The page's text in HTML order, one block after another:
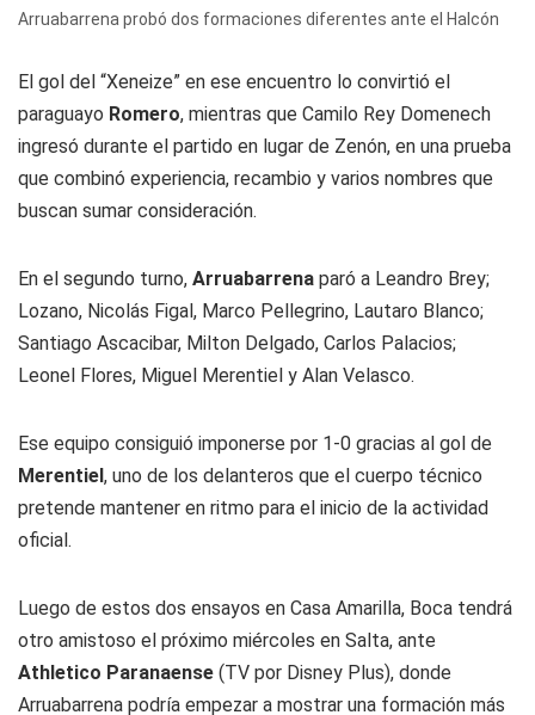
Arruabarrena probó dos formaciones diferentes ante el Halcón
El gol del “Xeneize” en ese encuentro lo convirtió el
paraguayo Romero, mientras que Camilo Rey Domenech
ingresó durante el partido en lugar de Zenón, en una prueba
que combinó experiencia, recambio y varios nombres que
buscan sumar consideración.
En el segundo turno, Arruabarrena paró a Leandro Brey;
Lozano, Nicolás Figal, Marco Pellegrino, Lautaro Blanco;
Santiago Ascacibar, Milton Delgado, Carlos Palacios;
Leonel Flores, Miguel Merentiel y Alan Velasco.
Ese equipo consiguió imponerse por 1-0 gracias al gol de
Merentiel, uno de los delanteros que el cuerpo técnico
pretende mantener en ritmo para el inicio de la actividad
oficial.
Luego de estos dos ensayos en Casa Amarilla, Boca tendrá
otro amistoso el próximo miércoles en Salta, ante
Athletico Paranaense (TV por Disney Plus), donde
Arruabarrena podría empezar a mostrar una formación más